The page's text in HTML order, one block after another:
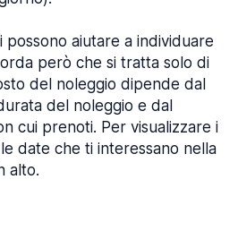
possono aiutare a individuare
però che si tratta solo di
del noleggio dipende dal
del noleggio e dal
cui prenoti. Per visualizzare i
date che ti interessano nella
alto.